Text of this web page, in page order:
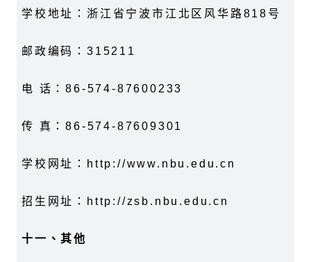
学校地址：浙江省宁波市江北区风华路818 号
邮政编码： 315211
电 话：86-574-87600233
传 真：86-574-87609301
学校网址： http://www.nbu.edu.cn
招生网址： http://zsb.nbu.edu.cn
十一、其他